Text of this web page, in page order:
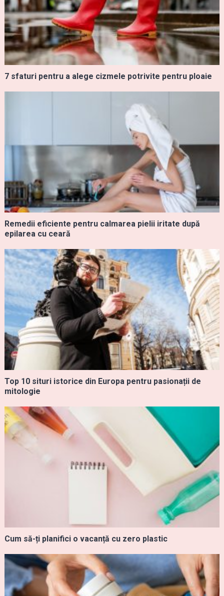
7 sfaturi pentru a alege cizmele potrivite pentru ploaie
Remedii eficiente pentru calmarea pielii iritate după
epilarea cu ceară
Top 10 situri istorice din Europa pentru pasionații de
mitologie
Cum să-ți planifici o vacanță cu zero plastic